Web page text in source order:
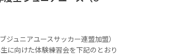
ジュニアユースサッカー連盟加盟）
に向けた体験練習会を下記のとおり